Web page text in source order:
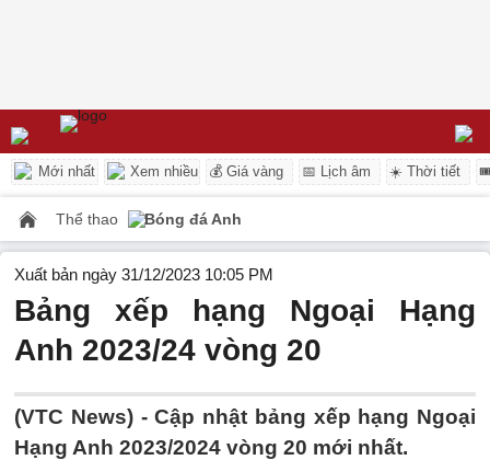
Mới nhất Xem nhiều 💰 Giá vàng 📅 Lịch âm ☀️ Thời tiết
Thể thao Bóng đá Anh
Xuất bản ngày 31/12/2023 10:05 PM
Bảng xếp hạng Ngoại Hạng
Anh 2023/24 vòng 20
(VTC News) -Cập nhật bảng xếp hạng Ngoại
Hạng Anh 2023/2024 vòng 20 mới nhất.